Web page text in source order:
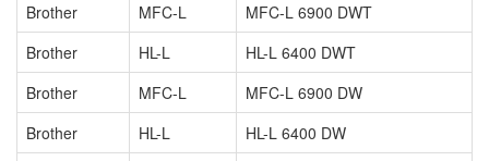
Brother
MFC-L
MFC-L 6900 DWT
Brother
HL-L
HL-L 6400 DWT
Brother
MFC-L
MFC-L 6900 DW
Brother
HL-L
HL-L 6400 DW